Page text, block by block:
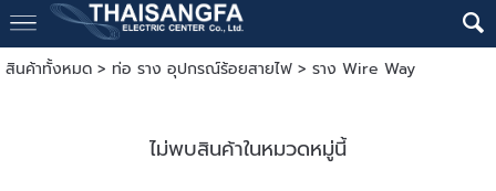
สินค้าทั้งหมด> ท่อ ราง อุปกรณ์ร้อยสายไฟ> ราง Wire Way
ไม่พบสินค้าในหมวดหมู่นี้